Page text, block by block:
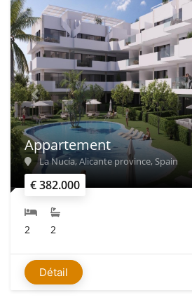
€ 382.000
Appartement
La Nucía, Alicante province, Spain
2 2
Détail